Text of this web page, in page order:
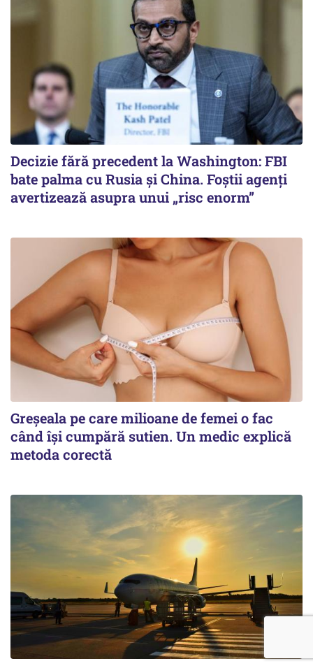
Decizie fără precedent la Washington: FBI
bate palma cu Rusia și China. Foștii agenți
avertizează asupra unui „risc enorm”
Greșeala pe care milioane de femei o fac
când își cumpără sutien. Un medic explică
metoda corectă